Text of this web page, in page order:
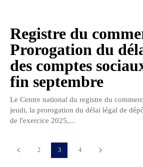
Registre du
Prorogation du
des comptes
fin septembre
Le Centre national du registre du
jeudi, la prorogation du délai légal de
de l'exercice 2025,...
2 3 4